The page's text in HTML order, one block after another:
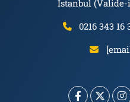
İstanbul (Valide-
0216 343 16